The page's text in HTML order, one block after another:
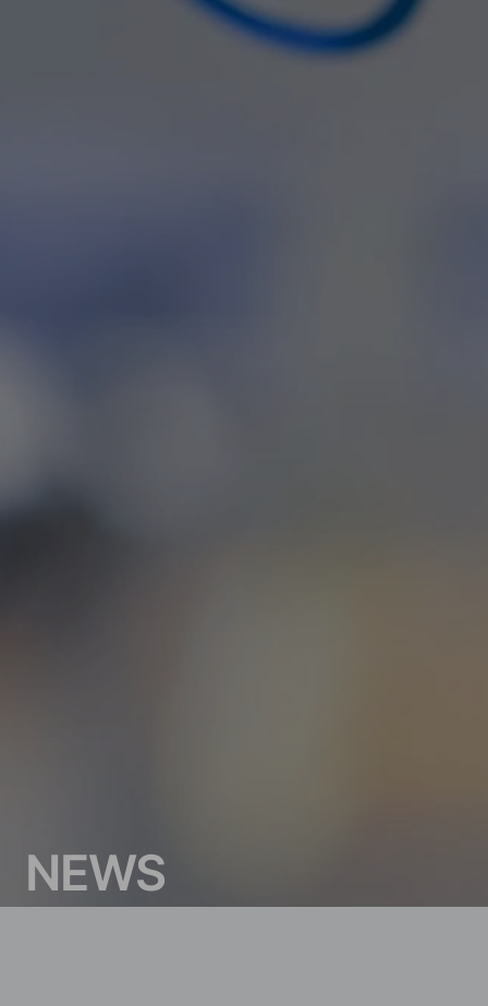
NEWS